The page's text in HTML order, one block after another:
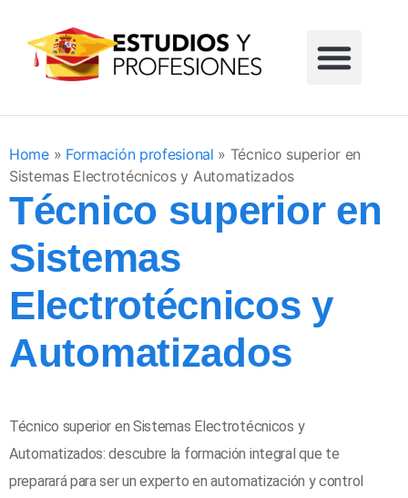
Home» Formación profesional » Técnico superior en
Sistemas Electrotécnicos y Automatizados
Técnico superior en
Sistemas
Electrotécnicos y
Automatizados
Técnico superior en Sistemas Electrotécnicos y
Automatizados: descubre la formación integral que te
preparará para ser un experto en automatización y control